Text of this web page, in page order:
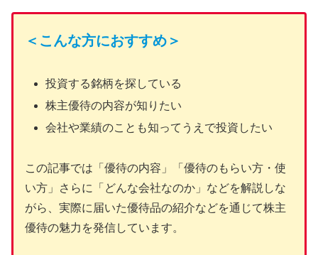
＜こんな方におすすめ＞
投資する銘柄を探している
株主優待の内容が知りたい
会社や業績のことも知ってうえで投資したい
この記事では「優待の内容」「優待のもらい方・使
い方」さらに「どんな会社なのか」などを解説しな
がら、実際に届いた優待品の紹介などを通じて株主
優待の魅力を発信しています。